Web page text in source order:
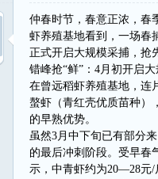
仲春时节，春意正浓，春
虾养殖基地看到，一场春
正式开启大规模采捕，抢
错峰抢“鲜”：4月初开启
在曾远稻虾养殖基地，连
螯虾（青红壳优质苗种）
的早熟优势。
虽然3月中下旬已有部分
的最后冲刺阶段。受早春
示，中青虾约为20—28元/